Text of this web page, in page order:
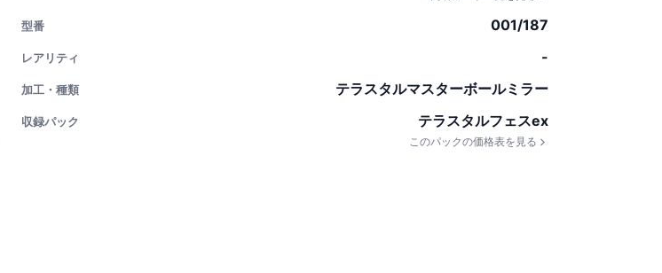
型番 001/187
レアリティ -
加工・種類 テラスタルマスターボールミラー
収録パック テラスタルフェスex
このパックの価格表を見る